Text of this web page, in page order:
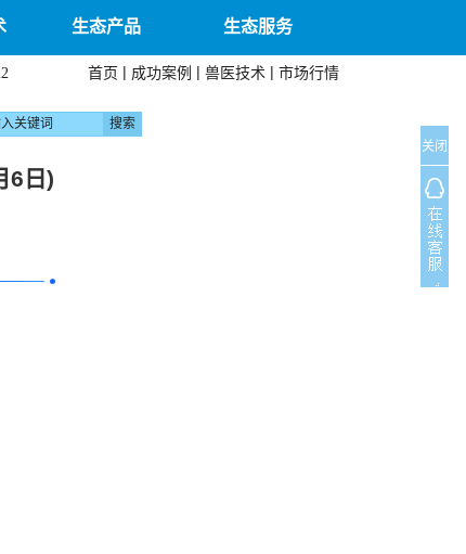
生态产品 生态服务
首页 | 成功案例 | 兽医技术 | 市场行情
6日)
关闭